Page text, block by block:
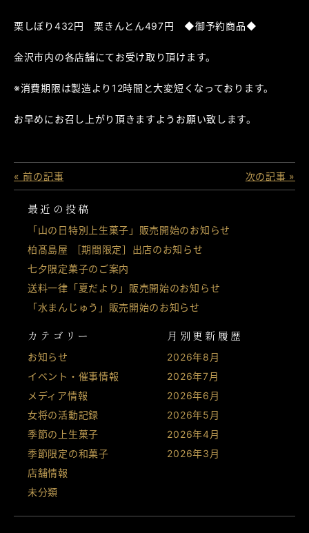
最近の投稿
「山の日特別上生菓子」販売開始のお知らせ
柏髙島屋 ［期間限定］出店のお知らせ
七夕限定菓子のご案内
送料一律「夏だより」販売開始のお知らせ
「水まんじゅう」販売開始のお知らせ
カテゴリー
お知らせ
イベント・催事情報
メディア情報
女将の活動記録
季節の上生菓子
季節限定の和菓子
店舗情報
未分類
月別更新履歴
2026年8月
2026年7月
2026年6月
2026年5月
2026年4月
2026年3月
栗しぼり432円 栗きんとん497円 ◆御予約商品◆
金沢市内の各店舗にてお受け取り頂けます。
※消費期限は製造より12時間と大変短くなっております。
お早めにお召し上がり頂きますようお願い致します。
« 前の記事 次の記事 »